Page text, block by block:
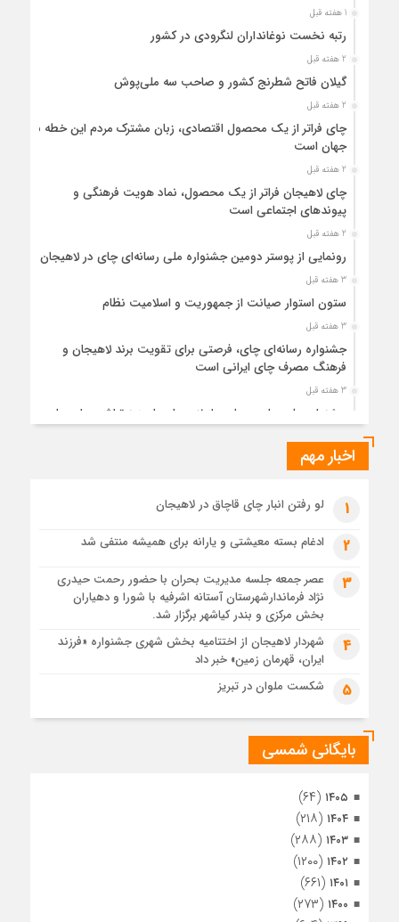
1 هفته قبل
رتبه نخست نوغانداران لنگرودی در کشور
2 هفته قبل
گیلان فاتح شطرنج کشور و صاحب سه ملی‌پوش
2 هفته قبل
چای فراتر از یک محصول اقتصادی، زبان مشترک مردم این خطه با
جهان است
2 هفته قبل
چای لاهیجان فراتر از یک محصول، نماد هویت فرهنگی و
پیوندهای اجتماعی است
2 هفته قبل
رونمایی از پوستر دومین جشنواره ملی رسانه‌ای چای در لاهیجان
3 هفته قبل
ستون استوار صیانت از جمهوریت و اسلامیت نظام
3 هفته قبل
جشنواره رسانه‌ای چای، فرصتی برای تقویت برند لاهیجان و
فرهنگ مصرف چای ایرانی است
3 هفته قبل
جشنواره ملی چای، حمایت از لاهیجان یا هزینه‌تراشی برای چای
ایرانی!؟
4 هفته قبل
4 هفته قبل
رئوف
تصاویر هوایی مراسم تشییع پیکر مطهر آقای شهید ایران – مشهد
مراسم تشییع پیکر مطهر آقای شهید ایران – مشهد
تصاویری از تراکم جمعیت حاضر در میدان ثورهالعشرین نجف
اشرف
اخبار مهم
1 لو رفتن انبار چای قاچاق در لاهیجان
2 ادغام بسته معیشتی و یارانه برای همیشه منتفی شد
3
عصر جمعه جلسه مدیریت بحران با حضور رحمت حیدری
نژاد فرماندارشهرستان آستانه اشرفیه با شورا و دهیاران
بخش مرکزی و بندر کیاشهر برگزار شد.
4
شهردار لاهیجان از اختتامیه بخش شهری جشنواره «فرزند
ایران، قهرمان زمین» خبر داد
5 شکست ملوان در تبریز
بایگانی شمسی
۱۴۰۵ (۶۴)
۱۴۰۴ (۲۱۸)
۱۴۰۳ (۲۸۸)
۱۴۰۲ (۱۲۰۰)
۱۴۰۱ (۶۶۱)
۱۴۰۰ (۲۷۳)